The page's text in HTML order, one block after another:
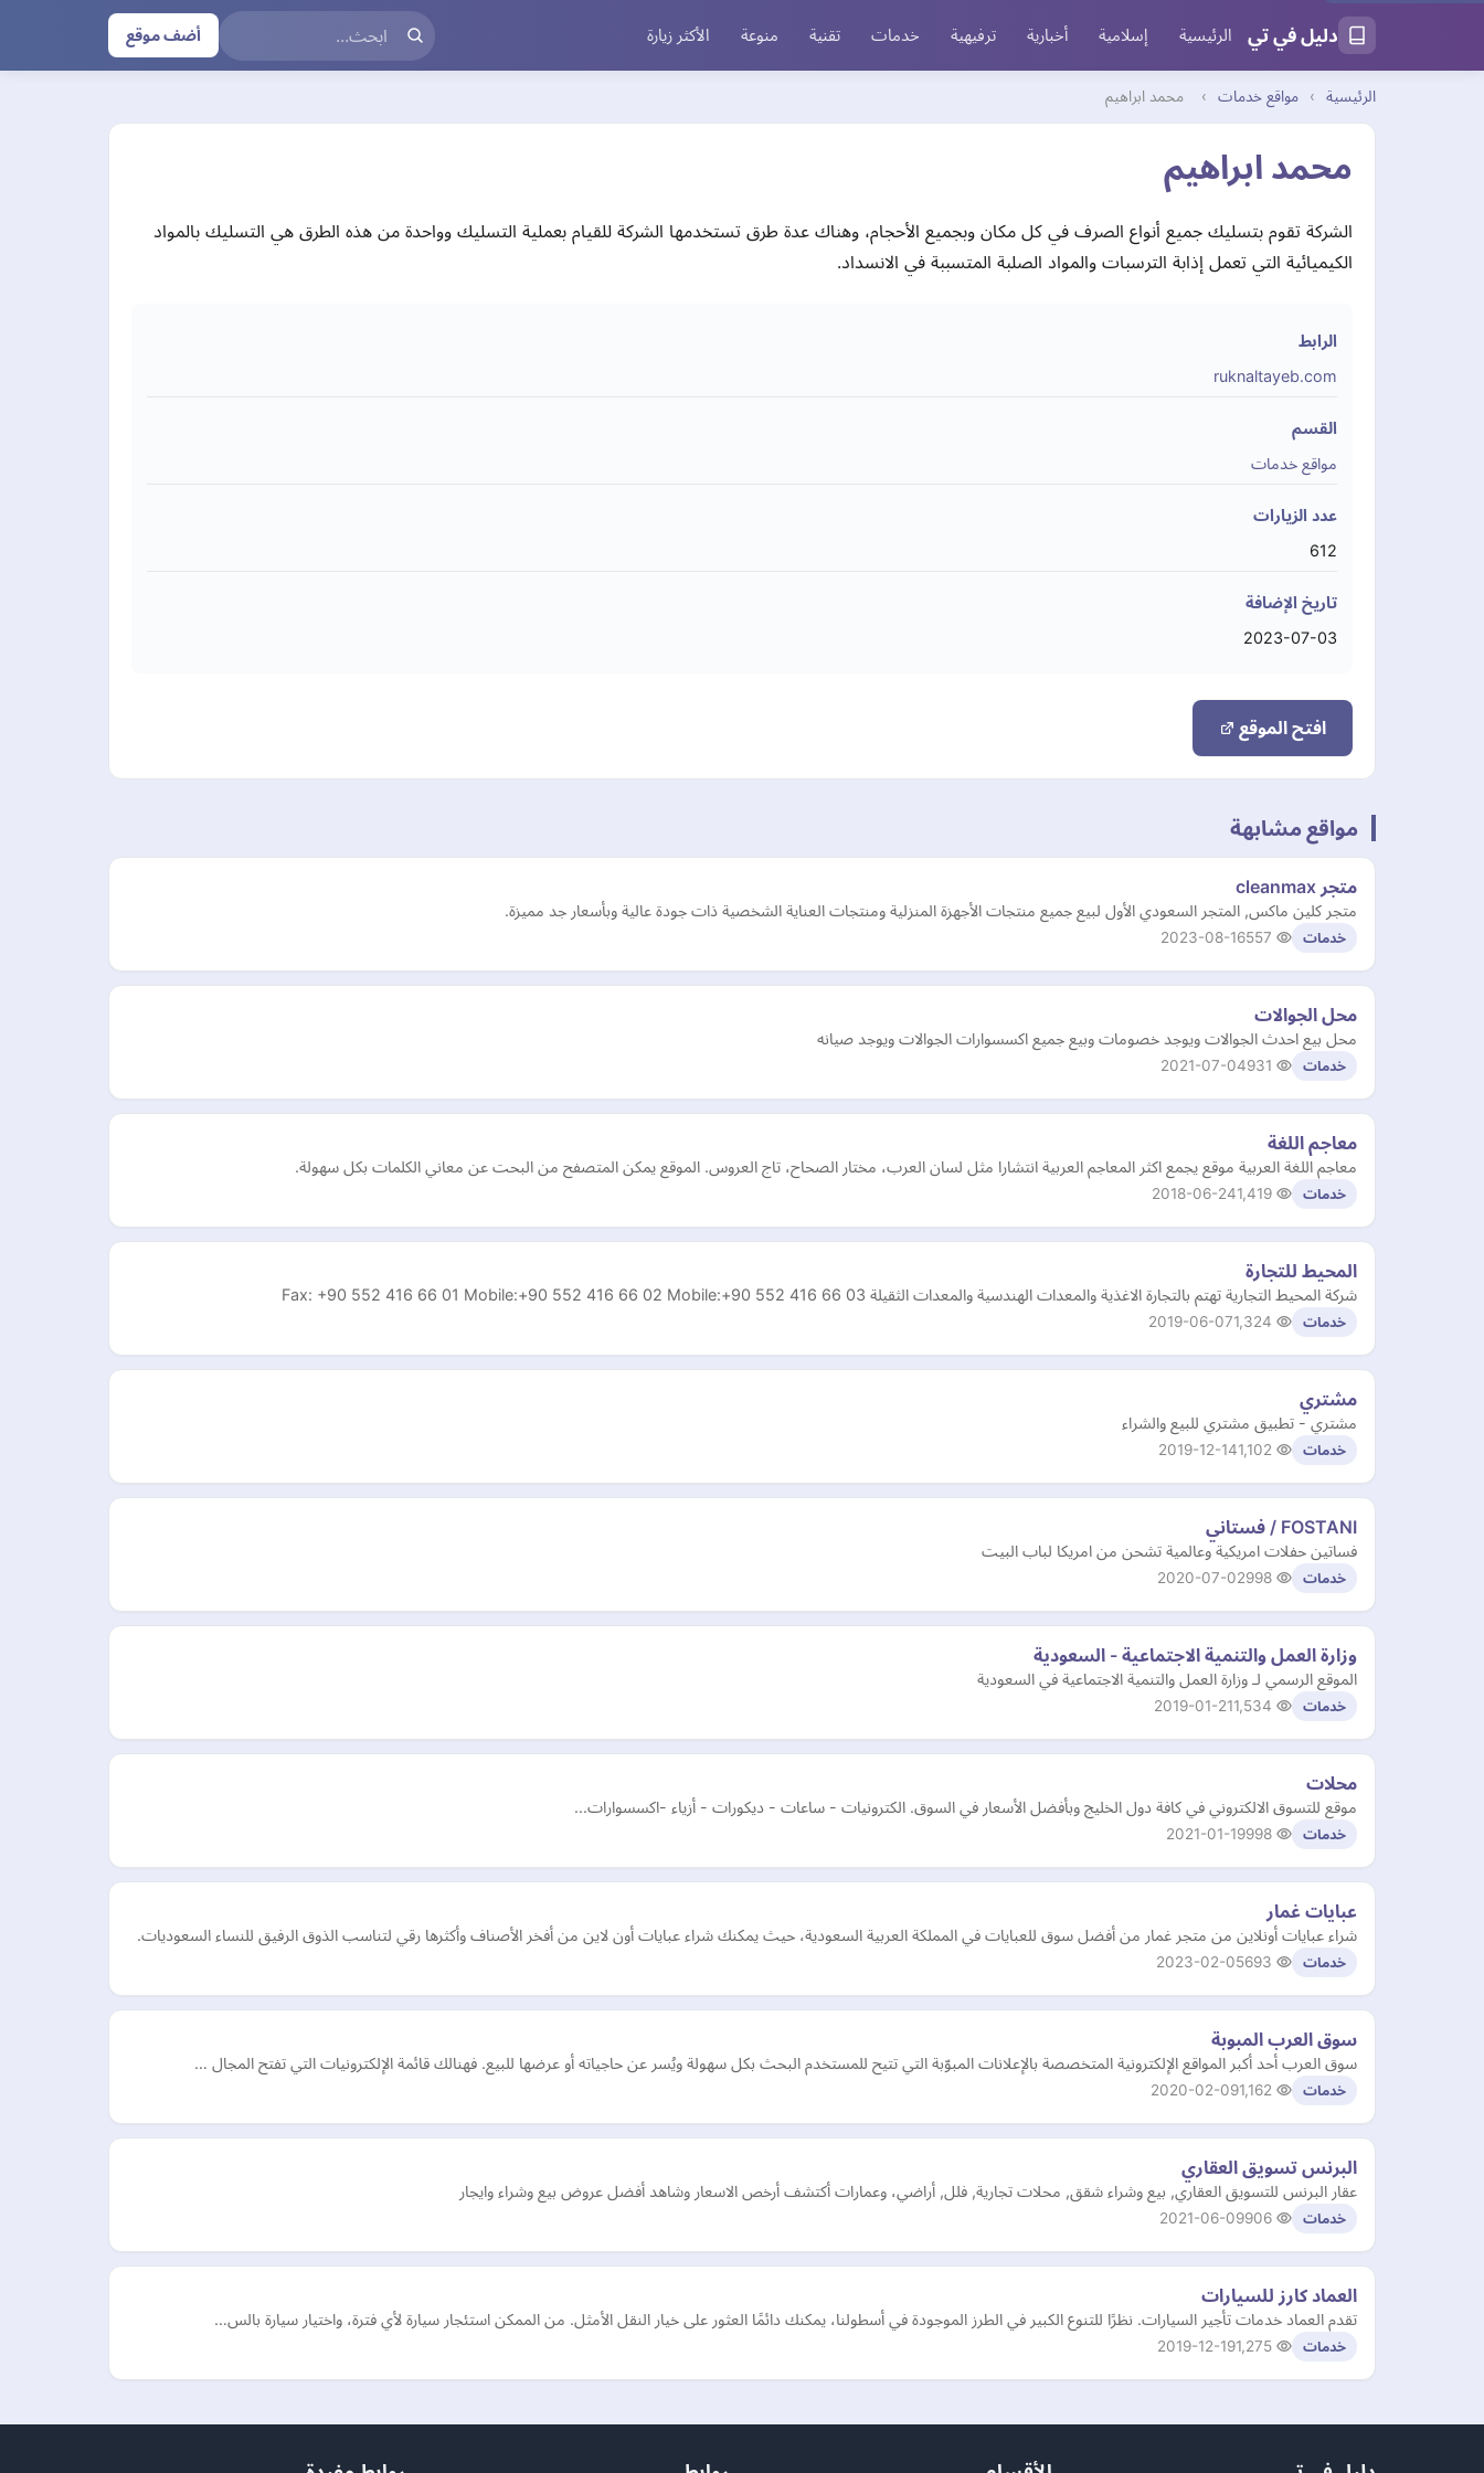
دليل في تي الرئيسية إسلامية أخبارية ترفيهية خدمات تقنية منوعة الأكثر زيارة أضف موقع
الرئيسية › مواقع خدمات › محمد ابراهيم
محمد ابراهيم
الشركة تقوم بتسليك جميع أنواع الصرف في كل مكان وبجميع الأحجام، وهناك عدة طرق تستخدمها الشركة للقيام بعملية التسليك وواحدة من هذه الطرق هي التسليك بالمواد
الكيميائية التي تعمل إذابة الترسبات والمواد الصلبة المتسببة في الانسداد.
الرابط
ruknaltayeb.com
القسم
مواقع خدمات
عدد الزيارات
612
تاريخ الإضافة
2023-07-03
افتح الموقع
مواقع مشابهة
متجر cleanmax
متجر كلين ماكس, المتجر السعودي الأول لبيع جميع منتجات الأجهزة المنزلية ومنتجات العناية الشخصية ذات جودة عالية وبأسعار جد مميزة.
خدمات 2023-08-16
محل الجوالات
محل بيع احدث الجوالات ويوجد خصومات وبيع جميع اكسسوارات الجوالات ويوجد صيانه
خدمات 2021-07-04
معاجم اللغة
معاجم اللغة العربية موقع يجمع اكثر المعاجم العربية انتشارا مثل لسان العرب، مختار الصحاح، تاج العروس. الموقع يمكن المتصفح من البحت عن معاني الكلمات بكل سهولة.
خدمات 2018-06-24
المحيط للتجارة
شركة المحيط التجارية تهتم بالتجارة الاغذية والمعدات الهندسية والمعدات الثقيلة Fax: +90 552 416 66 01 Mobile:+90 552 416 66 02 Mobile:+90 552 416 66 03
خدمات 2019-06-07
مشتري
مشتري - تطبيق مشتري للبيع والشراء
خدمات 2019-12-14
FOSTANI / فستاني
فساتين حفلات امريكية وعالمية تشحن من امريكا لباب البيت
خدمات 2020-07-02
وزارة العمل والتنمية الاجتماعية - السعودية
الموقع الرسمي لـ وزارة العمل والتنمية الاجتماعية في السعودية
خدمات 2019-01-21
محلات
موقع للتسوق الالكتروني في كافة دول الخليج وبأفضل الأسعار في السوق. الكترونيات - ساعات - ديكورات - أزياء -اكسسوارات...
خدمات 2021-01-19
عبايات غمار
شراء عبايات أونلاين من متجر غمار من أفضل سوق للعبايات في المملكة العربية السعودية، حيث يمكنك شراء عبايات أون لاين من أفخر الأصناف وأكثرها رقي لتناسب الذوق الرفيق للنساء السعوديات.
خدمات 2023-02-05
سوق العرب المبوبة
سوق العرب أحد أكبر المواقع الإلكترونية المتخصصة بالإعلانات المبوّبة التي تتيح للمستخدم البحث بكل سهولة ويُسر عن حاجياته أو عرضها للبيع. فهنالك قائمة الإلكترونيات التي تفتح المجال …
خدمات 2020-02-09
البرنس تسويق العقاري
عقار البرنس للتسويق العقاري, بيع وشراء شقق, محلات تجارية, فلل, أراضي، وعمارات أكتشف أرخص الاسعار وشاهد أفضل عروض بيع وشراء وايجار
خدمات 2021-06-09
العماد كارز للسيارات
تقدم العماد خدمات تأجير السيارات. نظرًا للتنوع الكبير في الطرز الموجودة في أسطولنا، يمكنك دائمًا العثور على خيار النقل الأمثل. من الممكن استئجار سيارة لأي فترة، واختيار سيارة بالس…
خدمات 2019-12-19